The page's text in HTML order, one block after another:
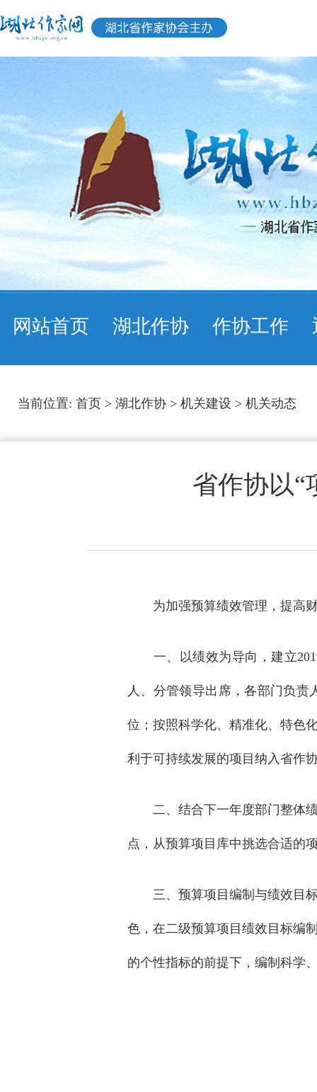
网站首页 湖北作协 作协工作
当前位置: 首页 > 湖北作协 > 机关建设 > 机关动态
省作协以“
为加强预算绩效管理，提高财
一、以绩效为导向，建立
人、分管领导出席，各部门负责
位；按照科学化、精准化、特色
利于可持续发展的项目纳入省作
二、结合下一年度部门整体绩
点，从预算项目库中挑选合适的
三、预算项目编制与绩效目标
色，在二级预算项目绩效目标编
的个性指标的前提下，编制科学